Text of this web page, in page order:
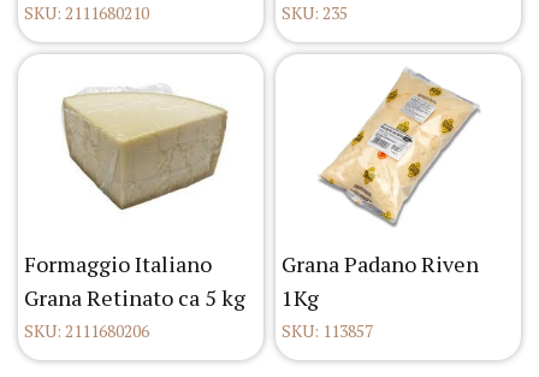
SKU: 2111680210 SKU: 235
Formaggio Italiano
Grana Retinato ca 5 kg
SKU: 2111680206
Grana Padano Riven
1Kg
SKU: 113857